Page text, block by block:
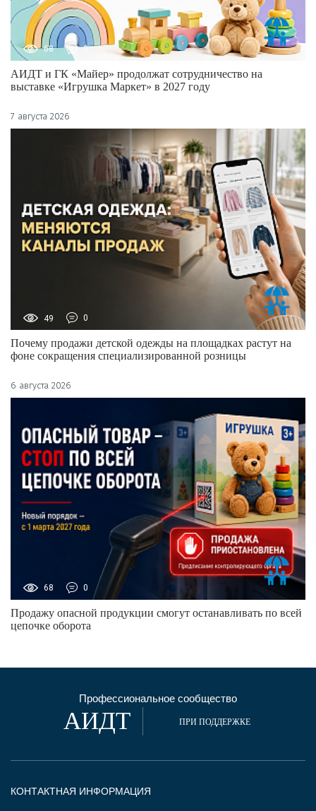
68 0
АИДТ и ГК «Майер» продолжат сотрудничество на
выставке «Игрушка Маркет» в 2027 году
7 августа 2026
49 0
Почему продажи детской одежды на площадках растут на
фоне сокращения специализированной розницы
6 августа 2026
68 0
Продажу опасной продукции смогут останавливать по всей
цепочке оборота
Профессиональное сообщество
АИДТ ПРИ ПОДДЕРЖКЕ
КОНТАКТНАЯ ИНФОРМАЦИЯ